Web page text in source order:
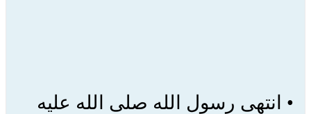
• انتهى رسول الله صلى الله عليه